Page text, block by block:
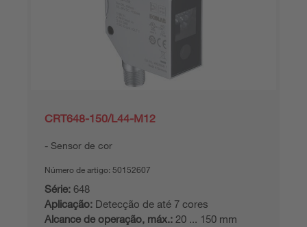
CRT648-150/L44-M12
Sensor de cor
Número de artigo: 50152607
Série: 648
Aplicação: Detecção de até 7 cores
Alcance de operação, máx.: 20 ... 150 mm